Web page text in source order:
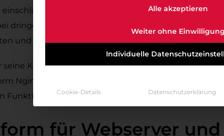
dynamischer Apple HLS und Video on
dringenden Sicherheitsupdates
und Cache-Kontrolle
seine Kunden: Ab sofort ist beim Berliner Managed
Nginx kostenlos im Leistungsumfang enthalten.
Funktionsumfang, Premium-Support durch den
für Webserver
Alle akzeptieren
Weiter ohne Einwilligung
Individuelle
Cookie-Details Datenschutzerklärung